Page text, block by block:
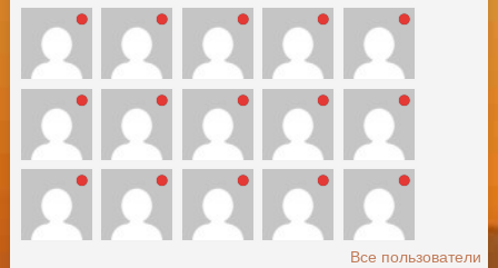
Все пользователи